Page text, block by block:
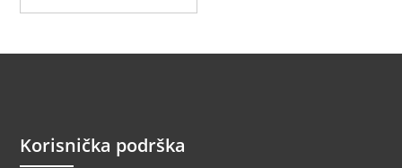
Korisnička podrška